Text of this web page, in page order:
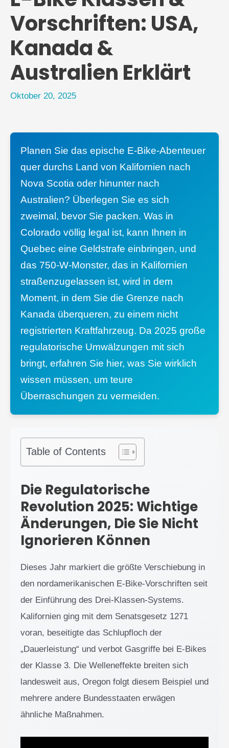
Vorschriften: USA,
Kanada &
Australien Erklärt
Oktober 20, 2025
Planen Sie das epische E-Bike-Abenteuer
quer durchs Land von Kalifornien nach
Nova Scotia oder hinunter nach
Australien? Überlegen Sie es sich
zweimal, bevor Sie packen. Was in
Colorado völlig legal ist, kann Ihnen in
Quebec eine Geldstrafe einbringen, und
das 750-W-Monster, das in Kalifornien
straßenzugelassen ist, wird in dem
Moment, in dem Sie die Grenze nach
Kanada überqueren, zu einem nicht
registrierten Kraftfahrzeug. Da 2025 große
regulatorische Umwälzungen mit sich
bringt, erfahren Sie hier, was Sie wirklich
wissen müssen, um teure
Überraschungen zu vermeiden.
Table of Contents
Die Regulatorische
Revolution 2025: Wichtige
Änderungen, Die Sie Nicht
Ignorieren Können
Dieses Jahr markiert die größte Verschiebung in
den nordamerikanischen E-Bike-Vorschriften seit
der Einführung des Drei-Klassen-Systems.
Kalifornien ging mit dem Senatsgesetz 1271
voran, beseitigte das Schlupfloch der
„Dauerleistung“ und verbot Gasgriffe bei E-Bikes
der Klasse 3. Die Welleneffekte breiten sich
landesweit aus, Oregon folgt diesem Beispiel und
mehrere andere Bundesstaaten erwägen
ähnliche Maßnahmen.